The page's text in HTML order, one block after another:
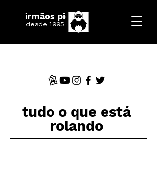
irmãos piologo
desde 1995
tudo o que está
rolando